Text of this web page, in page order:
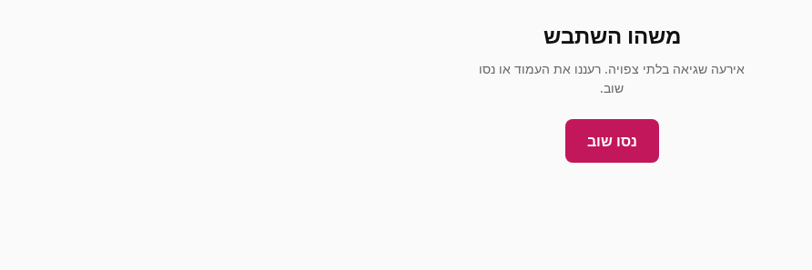
משהו השתבש
אירעה שגיאה בלתי צפויה. רעננו את העמוד או נסו
שוב.
נסו שוב